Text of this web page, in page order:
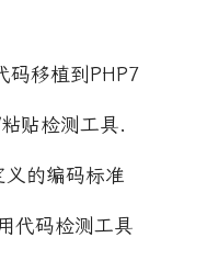
码移植到PHP7
贴检测工具.
义的编码标准
代码检测工具